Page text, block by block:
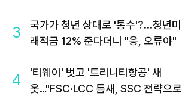
3
국가가 청년 상대로 '통수'?...청년미
래적금 12% 준다더니 "응, 오류야"
4
'티웨이' 벗고 '트리니티항공' 새
옷…"FSC·LCC 틈새, SSC 전략으로